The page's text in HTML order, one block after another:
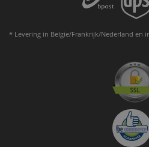
* Levering in Belgie/Frankrijk/Nederland en